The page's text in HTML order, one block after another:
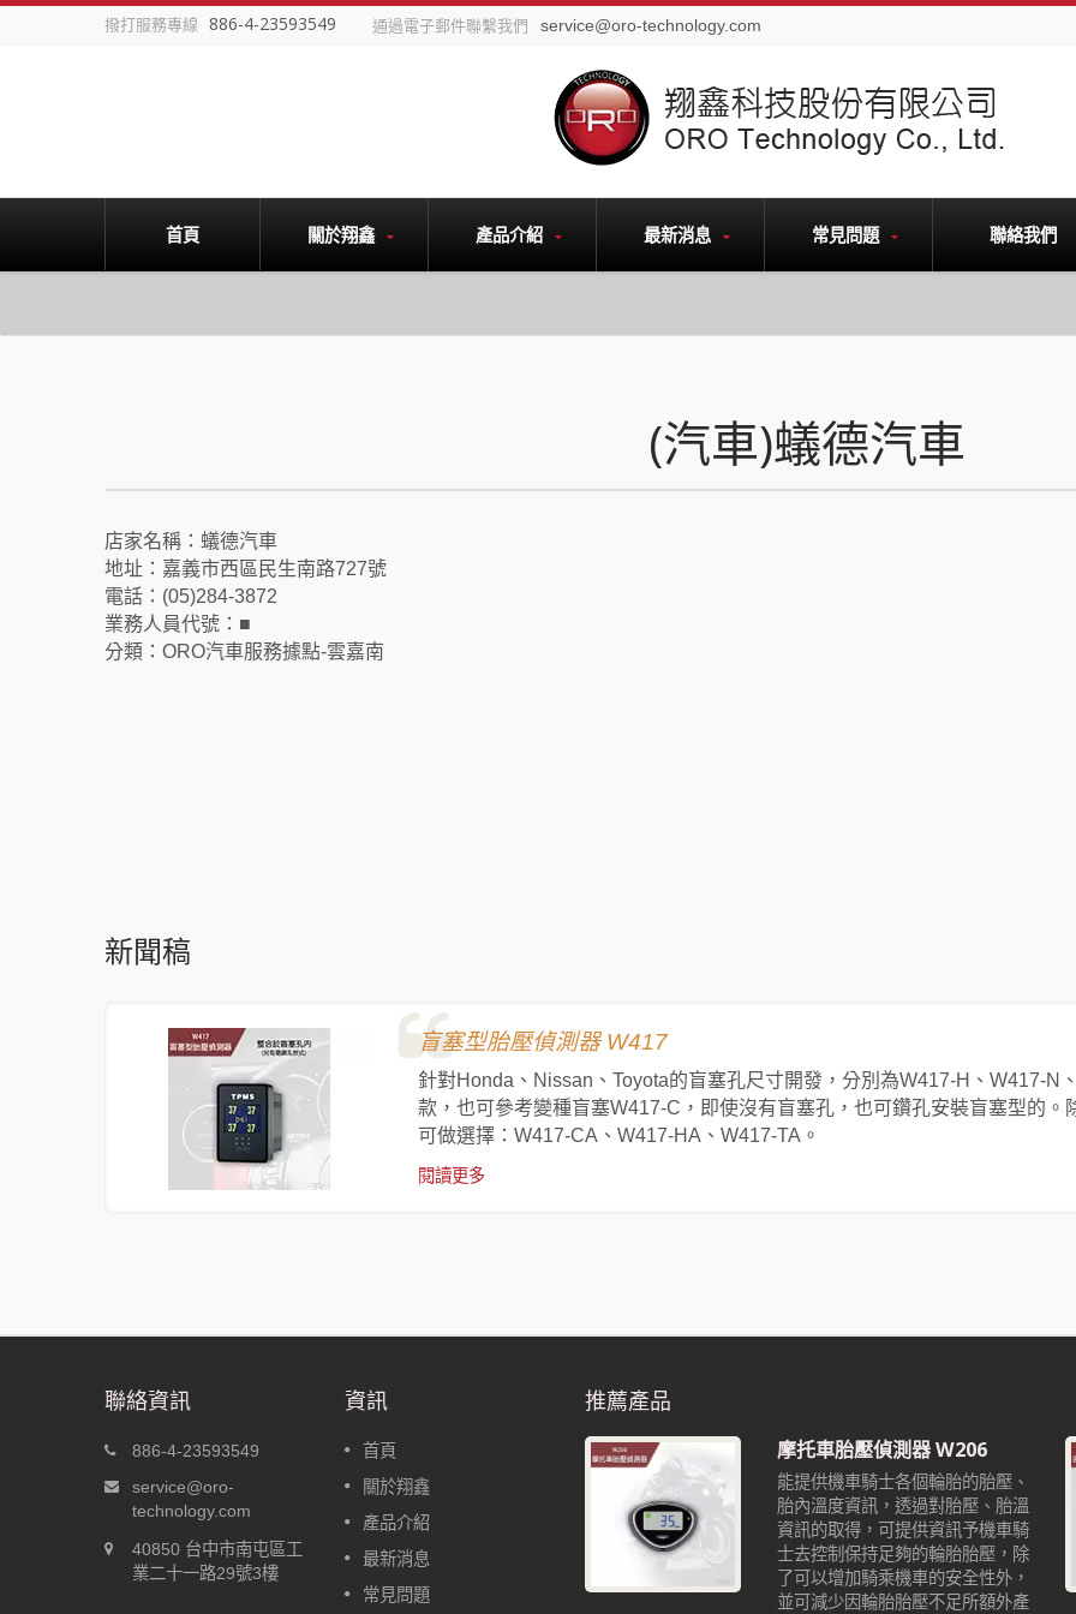
撥打服務專線 886-4-23593549 通過電子郵件聯繫我們 service@oro-technology.com
首頁 關於翔鑫 產品介紹 最新消息 常見問題 聯絡我們
(汽車)蟻德汽車
店家名稱：蟻德汽車
地址：嘉義市西區民生南路727號
電話：(05)284-3872
業務人員代號：■
分類：ORO汽車服務據點-雲嘉南
新聞稿
盲塞型胎壓偵測器 W417
針對Honda、Nissan、Toyota的盲塞孔尺寸開發，分別為W417-H、W417-N
款，也可參考變種盲塞W417-C，即使沒有盲塞孔，也可鑽孔安裝盲塞型的
可做選擇：W417-CA、W417-HA、W417-TA。
閱讀更多
聯絡資訊
886-4-23593549
service@oro-
technology.com
40850 台中市南屯區工
業二十一路29號3樓
資訊
首頁
關於翔鑫
產品介紹
最新消息
常見問題
推薦產品
盲塞型胎壓偵測器 W417
針對Honda、Nissan、Toyota的
H、W417-N、W417-T，可以嵌
入盲塞孔中；其他廠牌的車款，也
有盲塞孔，也可鑽孔安裝盲塞型
摩托車胎壓偵測器 W206
能提供機車騎士各個輪胎的胎壓、
胎內溫度資訊，透過對胎壓、胎溫
資訊的取得，可提供資訊予機車騎
士去控制保持足夠的輪胎胎壓，除
了可以增加騎乘機車的安全性外，
並可減少因輪胎胎壓不足所額外產